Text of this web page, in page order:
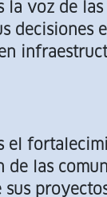
la voz de
decisiones
el
de las
sus